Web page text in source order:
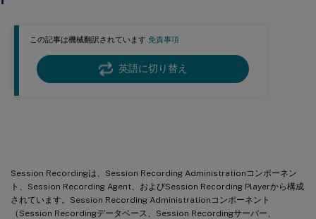
この記事は機械翻訳されています.免責事項
英語に切り替え
Session Recordingは、Session Recording Administrationコンポーネン
ト、Session Recording Agent、およびSession Recording Playerから構成
されています。Session Recording Administrationコンポーネント
（Session Recordingデータベース、Session Recordingサーバー、